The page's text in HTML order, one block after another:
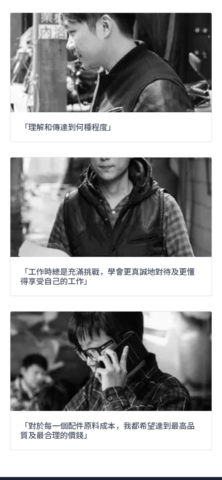
「理解和傳達到何種程度」
「工作時總是充滿挑戰，學會更真誠地對待及更懂
得享受自己的工作」
「對於每一個配件原料成本，我都希望達到最高品
質及最合理的價錢」